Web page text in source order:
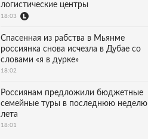
логистические центры
18:03
Спасенная из рабства в Мьянме
россиянка снова исчезла в Дубае со
словами «я в дурке»
18:02
Россиянам предложили бюджетные
семейные туры в последнюю неделю
лета
18:01